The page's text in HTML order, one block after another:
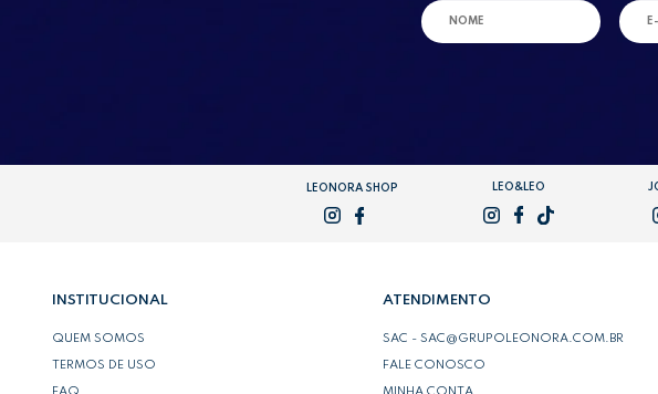
LEONORA SHOP LEO&LEO
INSTITUCIONAL
QUEM SOMOS
TERMOS DE USO
ATENDIMENTO
SAC - SAC@GRUPOLEONORA.COM.BR
FALE CONOSCO